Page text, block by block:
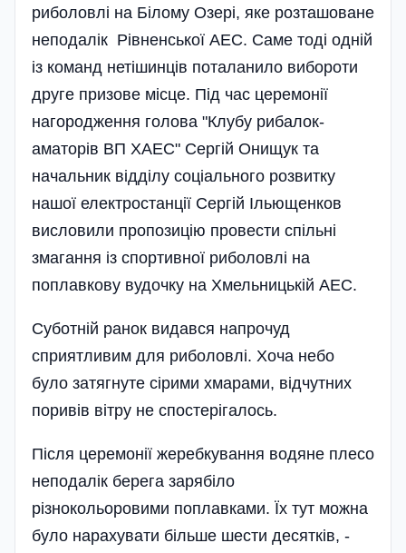
риболовлі на Білому Озері, яке розташоване
неподалік Рівненської АЕС. Саме тоді одній
із команд нетішинців поталанило вибороти
друге призове місце. Під час церемонії
нагородження голова "Клубу рибалок-
аматорів ВП ХАЕС" Сергій Онищук та
начальник відділу соціального розвитку
нашої електростанції Сергій Ільющенков
висловили пропозицію провести спільні
змагання із спортивної риболовлі на
поплавкову вудочку на Хмельницькій АЕС.
Суботній ранок видався напрочуд
сприятливим для риболовлі. Хоча небо
було затягнуте сірими хмарами, відчутних
поривів вітру не спостерігалось.
Після церемонії жеребкування водяне плесо
неподалік берега зарябіло
різнокольоровими поплавками. Їх тут можна
було нарахувати більше шести десятків, -